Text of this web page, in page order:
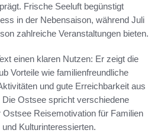
Frische Seeluft begünstigt
in der Nebensaison, während Juli
zahlreiche Veranstaltungen bieten.
einen klaren Nutzen: Er zeigt die
Vorteile wie familienfreundliche
und gute Erreichbarkeit aus
Ostsee spricht verschiedene
Reisemotivation für Familien
Kulturinteressierten.